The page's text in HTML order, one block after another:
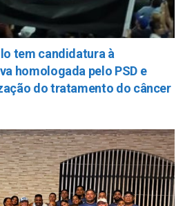
tem candidatura à
homologada pelo PSD e
do tratamento do câncer